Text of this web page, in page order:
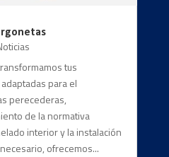
tus
para el
perecederas,
de la normativa
interior y la instalación
ofrecemos...